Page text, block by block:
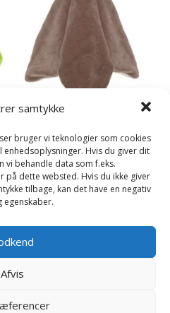
samtykke
bruger vi teknologier som cookies
Hvis du giver dit
vi behandle data som f.eks.
dette websted. Hvis du ikke giver
tilbage, kan det have en negativ
egenskaber.
Afvis
Teddykompaniet
279kr.
Læs mere her